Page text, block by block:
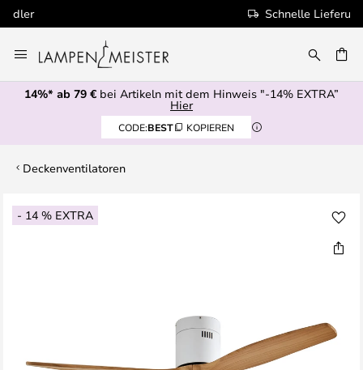
Inhalt
springen
14%* ab 79 € bei Artikeln mit dem Hinweis "-14% EXTRA”
Hier
CODE:BEST KOPIEREN
Deckenventilatoren
- 14 % EXTRA
Zum
Ende